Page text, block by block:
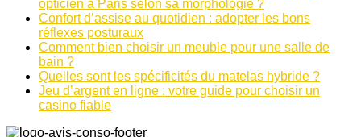
opticien à Paris selon sa morphologie ?
Confort d’assise au quotidien : adopter les bons
réflexes posturaux
Comment bien choisir un meuble pour une salle de
bain ?
Quelles sont les spécificités du matelas hybride ?
Jeu d’argent en ligne : votre guide pour choisir un
casino fiable